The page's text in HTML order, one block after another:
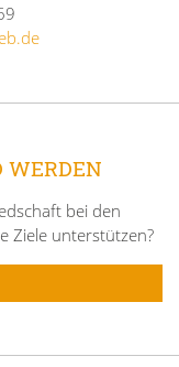
WERDEN
bei den
Ziele unterstützen?